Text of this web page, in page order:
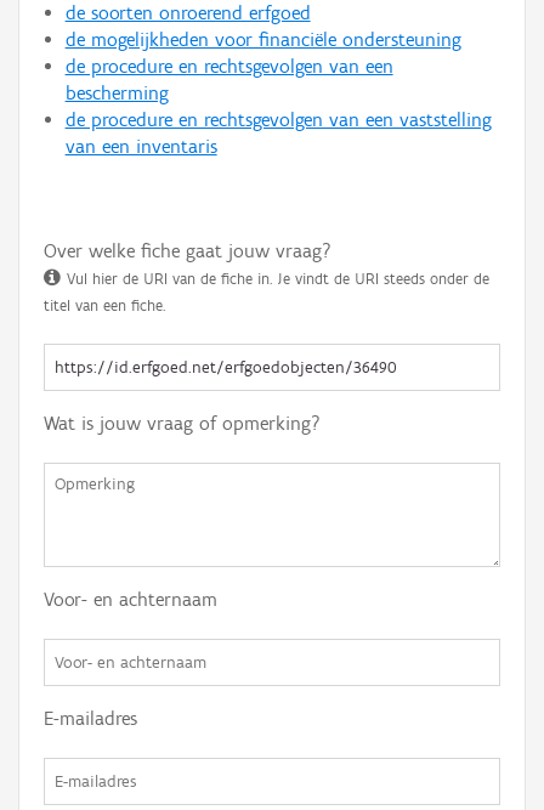
de soorten onroerend erfgoed
de mogelijkheden voor financiële ondersteuning
de procedure en rechtsgevolgen van een
bescherming
de procedure en rechtsgevolgen van een vaststelling
van een inventaris
Over welke fiche gaat jouw vraag?
Vul hier de URI van de fiche in. Je vindt de URI steeds onder de
titel van een fiche.
Wat is jouw vraag of opmerking?
Voor- en achternaam
E-mailadres